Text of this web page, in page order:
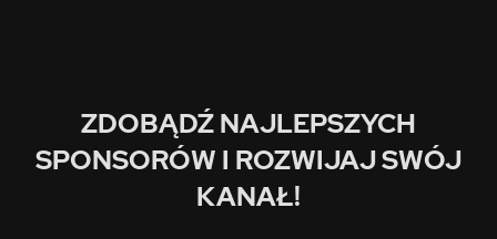
ZDOBĄDŹ NAJLEPSZYCH
SPONSORÓW I ROZWIJAJ SWÓJ
KANAŁ!